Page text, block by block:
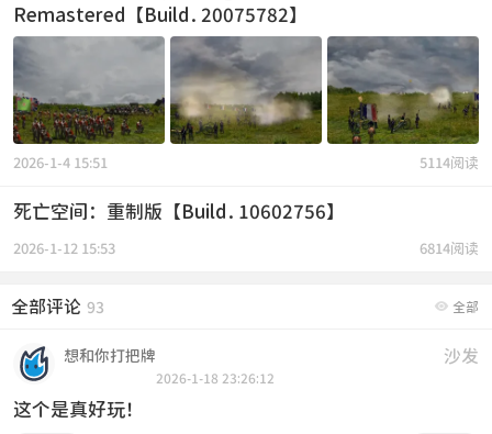
Remastered【Build.20075782】
5114阅读
2026-1-4 15:51
死亡空间：重制版【Build.10602756】
6814阅读
2026-1-12 15:53
 全部
全部评论 93
沙发
想和你打把牌
2026-1-18 23:26:12
这个是真好玩！